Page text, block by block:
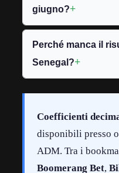
giugno?
Perché manca il
Senegal?
Coefficienti
disponibili presso
ADM. Tra i
Boomerang Bet,